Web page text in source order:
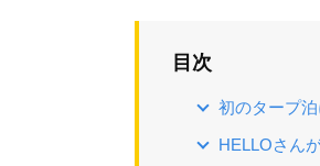
目次
初のタープ
HELLOさん